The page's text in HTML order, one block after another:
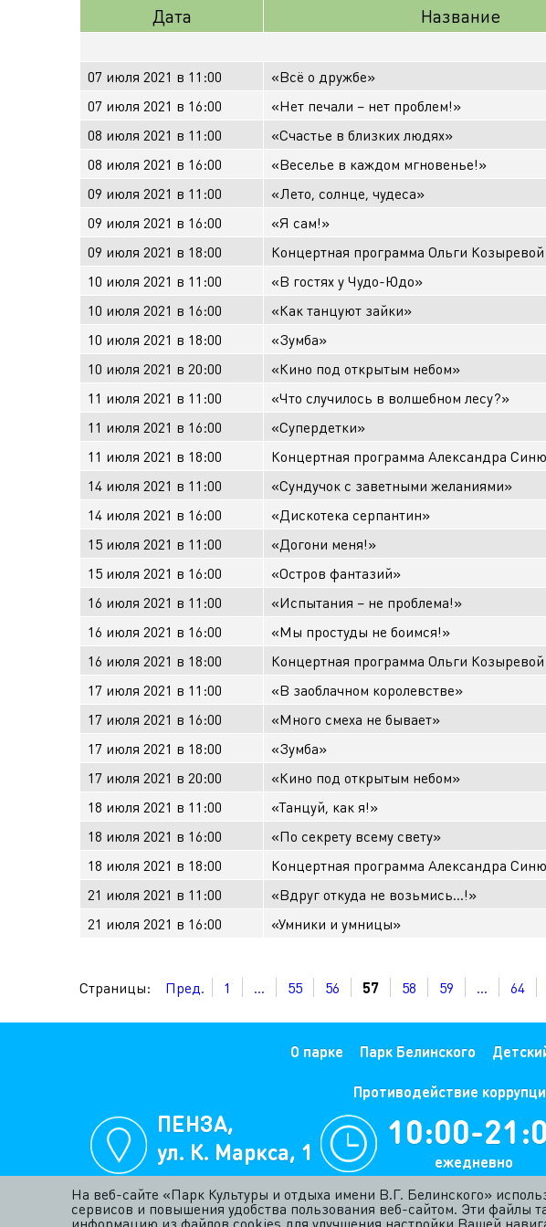
Дата Название
07 июля 2021 в 11:00
«Всё о дружбе»
07 июля 2021 в 16:00
«Нет печали – нет проблем!»
08 июля 2021 в 11:00
«Счастье в близких людях»
08 июля 2021 в 16:00
«Веселье в каждом мгновенье!»
09 июля 2021 в 11:00
«Лето, солнце, чудеса»
09 июля 2021 в 16:00
«Я сам!»
09 июля 2021 в 18:00
Концертная программа Ольги Козыревой
10 июля 2021 в 11:00
«В гостях у Чудо-Юдо»
10 июля 2021 в 16:00
«Как танцуют зайки»
10 июля 2021 в 18:00
«Зумба»
10 июля 2021 в 20:00
«Кино под открытым небом»
11 июля 2021 в 11:00
«Что случилось в волшебном лесу?»
11 июля 2021 в 16:00
«Супердетки»
11 июля 2021 в 18:00
Концертная программа Александра
14 июля 2021 в 11:00
«Сундучок с заветными желаниями»
14 июля 2021 в 16:00
«Дискотека серпантин»
15 июля 2021 в 11:00
«Догони меня!»
15 июля 2021 в 16:00
«Остров фантазий»
16 июля 2021 в 11:00
«Испытания – не проблема!»
16 июля 2021 в 16:00
«Мы простуды не боимся!»
16 июля 2021 в 18:00
Концертная программа Ольги Козыревой
17 июля 2021 в 11:00
«В заоблачном королевстве»
17 июля 2021 в 16:00
«Много смеха не бывает»
17 июля 2021 в 18:00
«Зумба»
17 июля 2021 в 20:00
«Кино под открытым небом»
18 июля 2021 в 11:00
«Танцуй, как я!»
18 июля 2021 в 16:00
«По секрету всему свету»
18 июля 2021 в 18:00
Концертная программа Александра
21 июля 2021 в 11:00
«Вдруг откуда не возьмись…!»
21 июля 2021 в 16:00
«Умники и умницы»
Страницы: Пред. 1 ... 55 56 57 58 59 ... 64
О парке Парк Белинского
Противодействие
ПЕНЗА,
ул. К. Маркса, 1
10:00-
ежедневно
На веб-сайте «Парк Культуры и отдыха имени В.Г. Белинского»
сервисов и повышения удобства пользования веб-сайтом. Эти файлы
информацию из файлов cookies для улучшения настройки Вашей